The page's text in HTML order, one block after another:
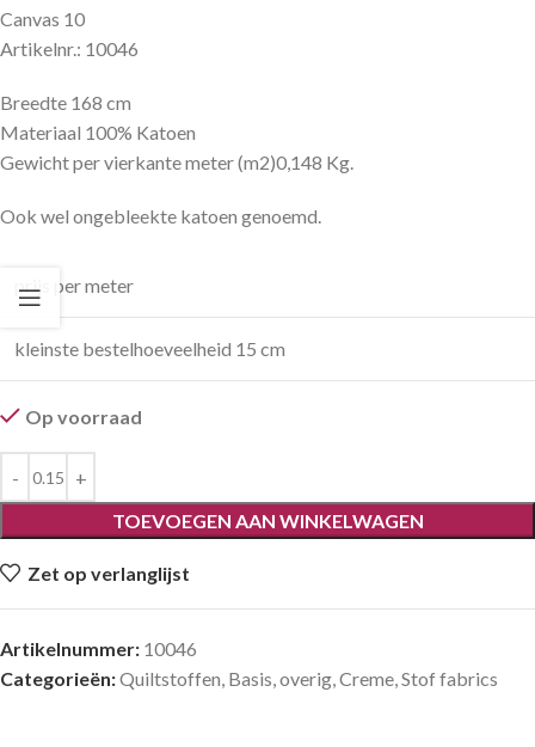
Canvas 10
Artikelnr.: 10046
Breedte 168 cm
Materiaal 100% Katoen
Gewicht per vierkante meter (m2)0,148 Kg.
Ook wel ongebleekte katoen genoemd.
prijs per meter
kleinste bestelhoeveelheid 15 cm
Op voorraad
TOEVOEGEN AAN WINKELWAGEN
Zet op verlanglijst
Artikelnummer: 10046
Categorieën:Quiltstoffen, Basis,overig,Creme,Stof fabrics